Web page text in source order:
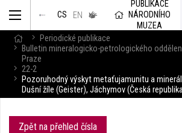
CS EN
v českém
jazyce
PUBLIKACE
NÁRODNÍHO
MUZEA
Periodické publikace
Bulletin mineralogicko-petrologického
Praze
22-2
Pozoruhodný výskyt metaťujamunitu a
Dušní žíle (Geister), Jáchymov (Česká
Zpět na přehled čísla